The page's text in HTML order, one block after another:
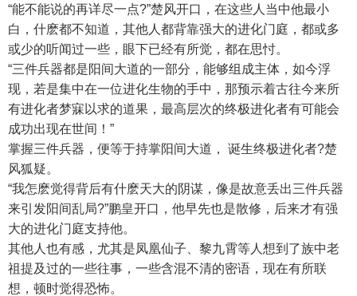
“能不能说的再详尽一点?”楚风开口，在这些人当中他最小
白，什麽都不知道，其他人都背靠强大的进化门庭，都或多
或少的听闻过一些，眼下已经有所觉，都在思忖。
“三件兵器都是阳间大道的一部分，能够组成主体，如今浮
现，若是集中在一位进化生物的手中，那预示着古往今来所
有进化者梦寐以求的道果，最高层次的终极进化者有可能会
成功出现在世间！”
掌握三件兵器，便等于持掌阳间大道， 诞生终极进化者?楚
风狐疑。
“我怎麽觉得背后有什麽天大的阴谋，像是故意丢出三件兵器
来引发阳间乱局?”鹏皇开口，他早先也是散修，后来才有强
大的进化门庭支持他。
其他人也有感，尤其是凤凰仙子、黎九霄等人想到了族中老
祖提及过的一些往事，一些含混不清的密语，现在有所联
想，顿时觉得恐怖。